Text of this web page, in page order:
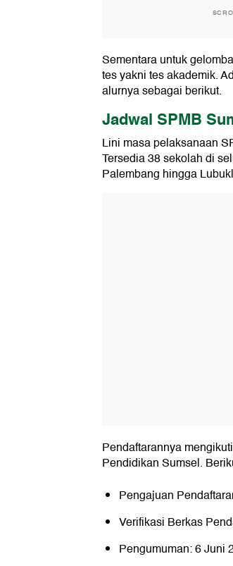
Sementara untuk
tes yakni tes akademik.
alurnya sebagai berikut.
Jadwal SPMB
Lini masa pelaksanaan
Tersedia 38 sekolah di
Palembang hingga
Pendaftarannya
Pendidikan Sumsel.
Pengajuan
Verifikasi Berkas
Pengumuman: 6 Juni